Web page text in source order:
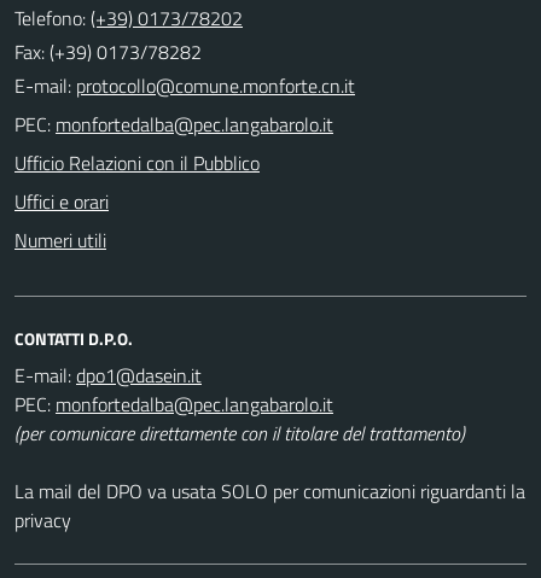
Telefono:(+39) 0173/78202
Fax: (+39) 0173/78282
E-mail:
PEC:
Ufficio Relazioni con il Pubblico
Uffici e orari
Numeri utili
CONTATTI D.P.O.
E-mail:
PEC:
(per comunicare direttamente con il titolare del trattamento)
La mail del DPO va usata SOLO per comunicazioni riguardanti la
privacy